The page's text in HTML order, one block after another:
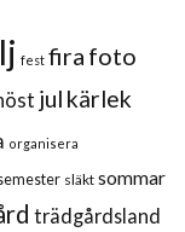
fest fira foto
jul kärlek
organisera
släkt sommar
trädgårdsland